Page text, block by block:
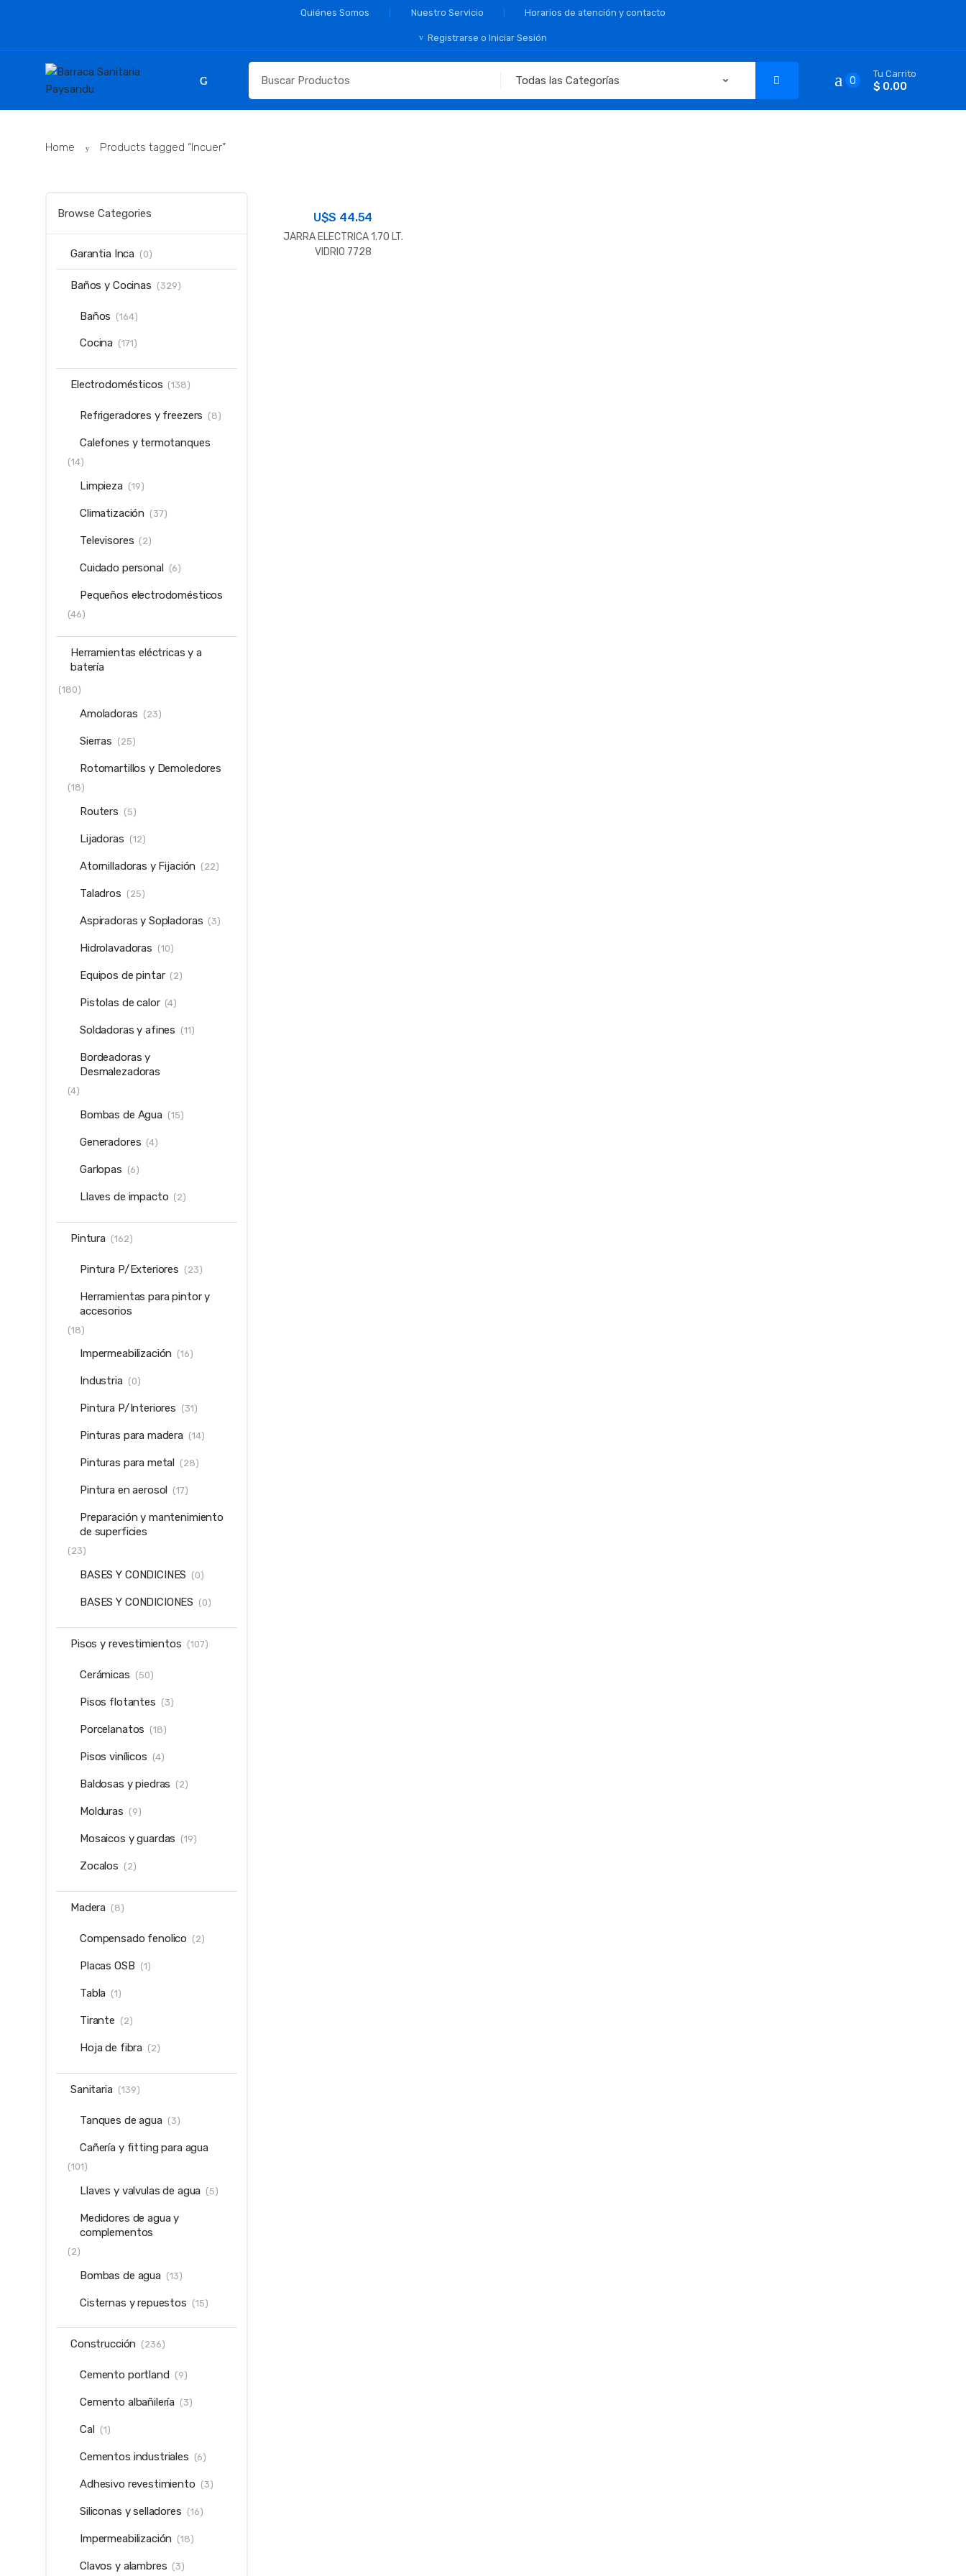
Quiénes Somos Nuestro Servicio Horarios de atención y contacto
Registrarse o Iniciar Sesión
para:
0
Tu Carrito
$ 0.00
Home Products tagged “Incuer”
U$S 44.54
JARRA ELECTRICA 1.70 LT.
VIDRIO 7728
Browse Categories
Garantia Inca (0)
Baños y Cocinas (329)
Baños (164)
Cocina (171)
Electrodomésticos (138)
Refrigeradores y freezers (8)
Calefones y termotanques
(14)
Limpieza (19)
Climatización (37)
Televisores (2)
Cuidado personal (6)
Pequeños electrodomésticos
(46)
Herramientas eléctricas y a
batería
(180)
Amoladoras (23)
Sierras (25)
Rotomartillos y Demoledores
(18)
Routers (5)
Lijadoras (12)
Atornilladoras y Fijación (22)
Taladros (25)
Aspiradoras y Sopladoras (3)
Hidrolavadoras (10)
Equipos de pintar (2)
Pistolas de calor (4)
Soldadoras y afines (11)
Bordeadoras y
Desmalezadoras
(4)
Bombas de Agua (15)
Generadores (4)
Garlopas (6)
Llaves de impacto (2)
Pintura (162)
Pintura P/Exteriores (23)
Herramientas para pintor y
accesorios
(18)
Impermeabilización (16)
Industria (0)
Pintura P/Interiores (31)
Pinturas para madera (14)
Pinturas para metal (28)
Pintura en aerosol (17)
Preparación y mantenimiento
de superficies
(23)
BASES Y CONDICINES (0)
BASES Y CONDICIONES (0)
Pisos y revestimientos (107)
Cerámicas (50)
Pisos flotantes (3)
Porcelanatos (18)
Pisos vinílicos (4)
Baldosas y piedras (2)
Molduras (9)
Mosaicos y guardas (19)
Zocalos (2)
Madera (8)
Compensado fenolico (2)
Placas OSB (1)
Tabla (1)
Tirante (2)
Hoja de fibra (2)
Sanitaria (139)
Tanques de agua (3)
Cañería y fitting para agua
(101)
Llaves y valvulas de agua (5)
Medidores de agua y
complementos
(2)
Bombas de agua (13)
Cisternas y repuestos (15)
Construcción (236)
Cemento portland (9)
Cemento albañilería (3)
Cal (1)
Cementos industriales (6)
Adhesivo revestimiento (3)
Siliconas y selladores (16)
Impermeabilización (18)
Clavos y alambres (3)